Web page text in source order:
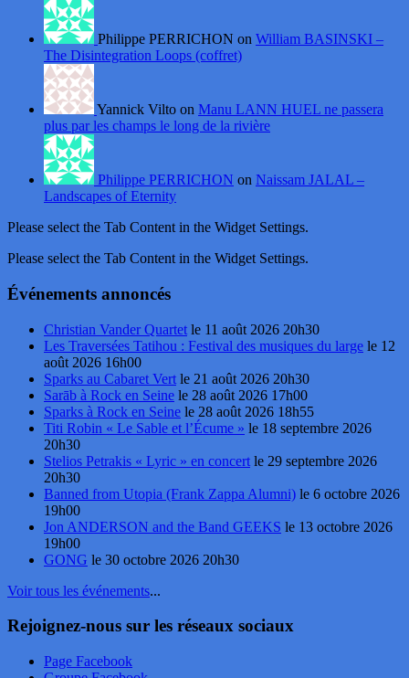
Philippe PERRICHON on William BASINSKI –
The Disintegration Loops (coffret)
Yannick Vilto on Manu LANN HUEL ne passera
plus par les champs le long de la rivière
Philippe PERRICHON on Naissam JALAL –
Landscapes of Eternity
Please select the Tab Content in the Widget Settings.
Please select the Tab Content in the Widget Settings.
Événements annoncés
Christian Vander Quartet le 11 août 2026 20h30
Les Traversées Tatihou : Festival des musiques du large le 12
août 2026 16h00
Sparks au Cabaret Vert le 21 août 2026 20h30
Sarāb à Rock en Seine le 28 août 2026 17h00
Sparks à Rock en Seine le 28 août 2026 18h55
Titi Robin « Le Sable et l’Écume » le 18 septembre 2026
20h30
Stelios Petrakis « Lyric » en concert le 29 septembre 2026
20h30
Banned from Utopia (Frank Zappa Alumni) le 6 octobre 2026
19h00
Jon ANDERSON and the Band GEEKS le 13 octobre 2026
19h00
GONG le 30 octobre 2026 20h30
Voir tous les événements...
Rejoignez-nous sur les réseaux sociaux
Page Facebook